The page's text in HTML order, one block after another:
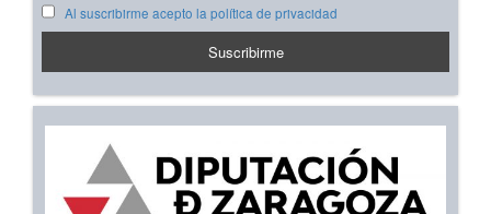
Al suscribirme acepto la política de privacidad